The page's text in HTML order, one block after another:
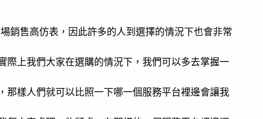
銷售高仿表，因此許多的人到選擇的情況下也會非常
際上我們大家在選購的情況下，我們可以多去掌握一
那樣人們就可以比照一下哪一個服務平台裡邊會讓我